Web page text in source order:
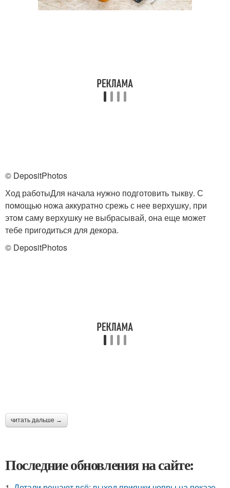
© DepositPhotos
Ход работыДля начала нужно подготовить тыкву. С
помощью ножа аккуратно срежь с нее верхушку, при
этом саму верхушку не выбрасывай, она еще может
тебе пригодиться для декора.
© DepositPhotos
читать дальше →
Последние обновления на сайте: